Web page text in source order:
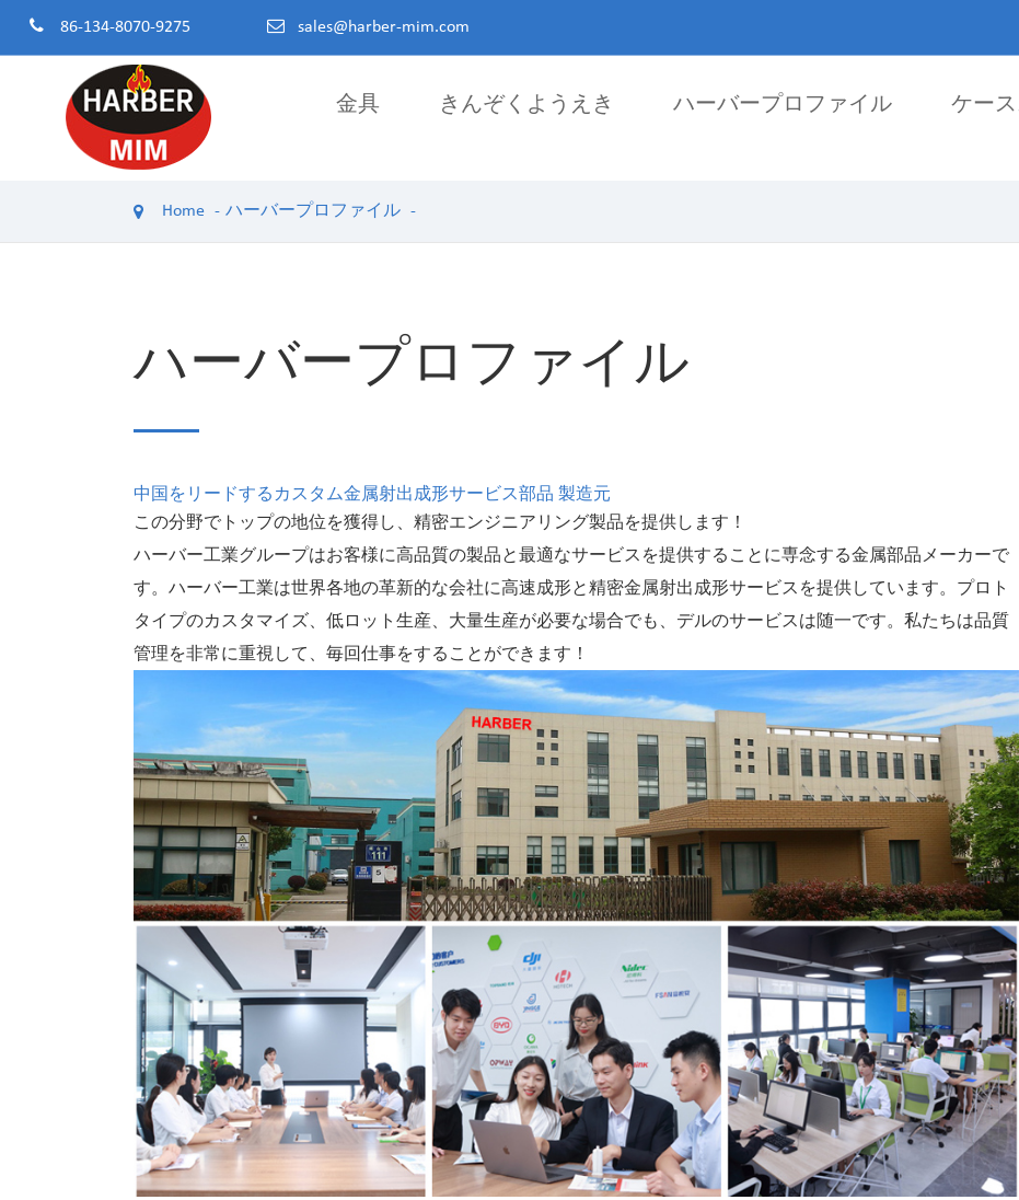
86-134-8070-9275 sales@harber-mim.com
金具
粉末金具
ふんまつきんぞくはぐるま
きんぞくようえき ハーバープロファイル ケー
Home ハーバープロファイル
ハーバープロファイル
中国をリードするカスタム金属射出成形サービス部品 製造元
この分野でトップの地位を獲得し、精密エンジニアリング製品を提供します！
ハーバー工業グループはお客様に高品質の製品と最適なサービスを提供することに専念する金属部品メーカーで
す。ハーバー工業は世界各地の革新的な会社に高速成形と精密金属射出成形サービスを提供しています。プロト
タイプのカスタマイズ、低ロット生産、大量生産が必要な場合でも、デルのサービスは随一です。私たちは品質
管理を非常に重視して、毎回仕事をすることができます！